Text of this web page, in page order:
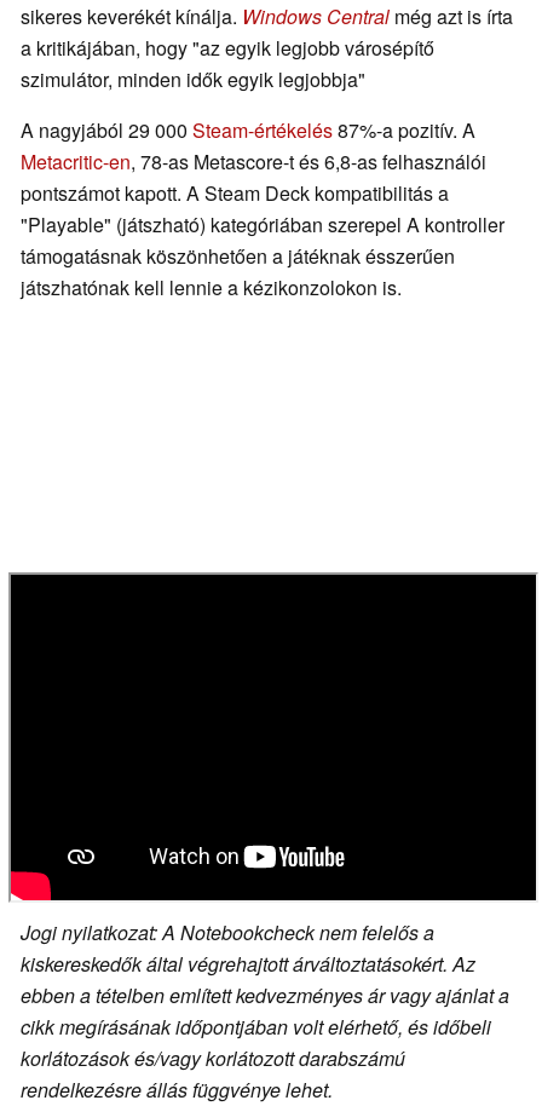
sikeres keverékét kínálja. Windows Central még azt is írta
a kritikájában, hogy "az egyik legjobb városépítő
szimulátor, minden idők egyik legjobbja"
A nagyjából 29 000 Steam-értékelés87%-a pozitív. A
Metacritic-en, 78-as Metascore-t és 6,8-as felhasználói
pontszámot kapott. A Steam Deck kompatibilitás a
"Playable" (játszható) kategóriában szerepel A kontroller
támogatásnak köszönhetően a játéknak ésszerűen
játszhatónak kell lennie a kézikonzolokon is.
Jogi nyilatkozat: A Notebookcheck nem felelős a
kiskereskedők által végrehajtott árváltoztatásokért. Az
ebben a tételben említett kedvezményes ár vagy ajánlat a
cikk megírásának időpontjában volt elérhető, és időbeli
korlátozások és/vagy korlátozott darabszámú
rendelkezésre állás függvénye lehet.